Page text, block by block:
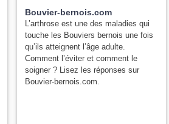
Bouvier-bernois.com
L’arthrose est une des maladies qui
touche les Bouviers bernois une fois
qu’ils atteignent l’âge adulte.
Comment l’éviter et comment le
soigner ? Lisez les réponses sur
Bouvier-bernois.com.